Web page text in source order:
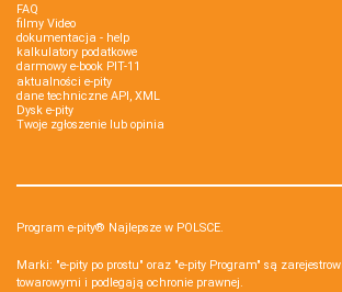
FAQ
filmy Video
dokumentacja - help
kalkulatory podatkowe
darmowy e-book PIT-11
aktualności e-pity
dane techniczne API, XML
Dysk e-pity
Twoje zgłoszenie lub opinia
Program e-pity® Najlepsze w POLSCE.
Marki: "e-pity po prostu" oraz "e-pity Program" są
towarowymi i podlegają ochronie prawnej.